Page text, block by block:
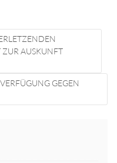
AUSKUNFT
GEGEN